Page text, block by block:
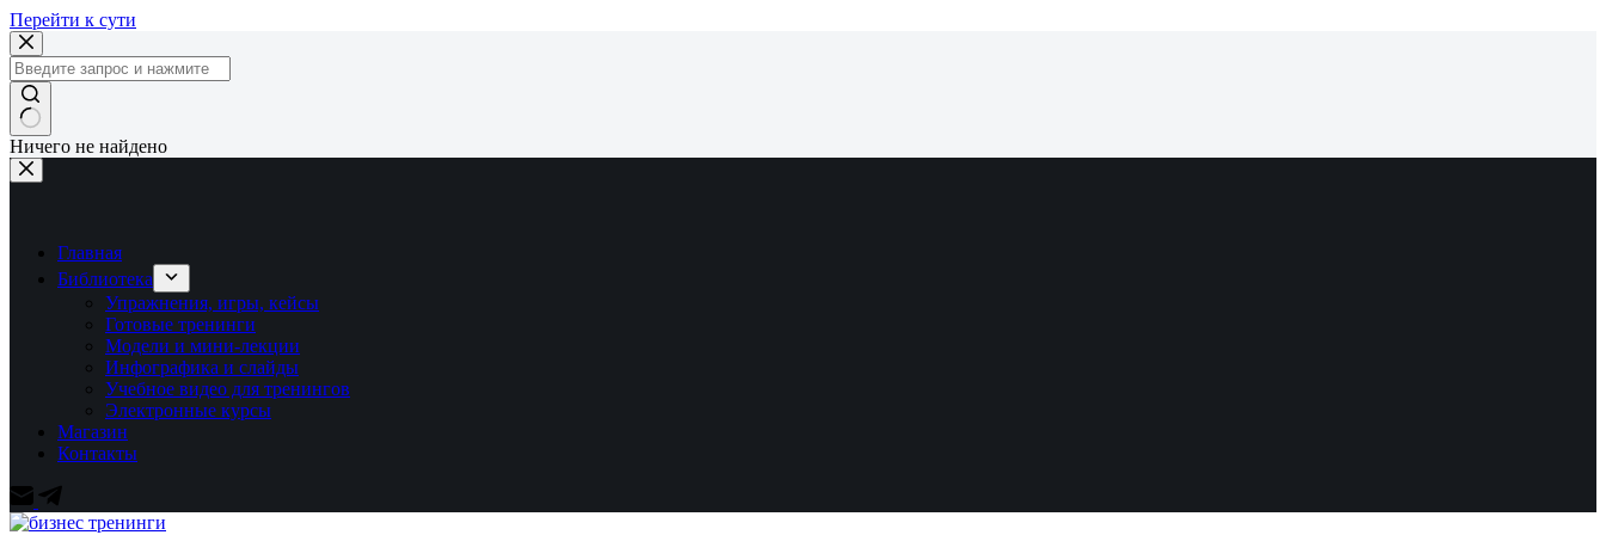
Перейти к сути
Ничего не найдено
Главная
Библиотека
Упражнения, игры, кейсы
Готовые тренинги
Модели и мини-лекции
Инфографика и слайды
Учебное видео для тренингов
Электронные курсы
Магазин
Контакты